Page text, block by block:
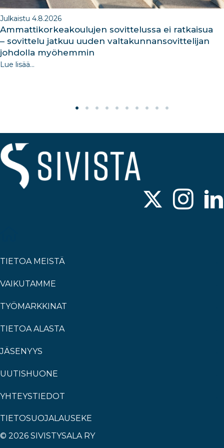
Julkaistu 4.8.2026
Ammattikorkeakoulujen sovittelussa ei ratkaisua
– sovittelu jatkuu uuden valtakunnansovittelijan
johdolla myöhemmin
Lue lisää...
TIETOA MEISTÄ
VAIKUTAMME
TYÖMARKKINAT
TIETOA ALASTA
JÄSENYYS
UUTISHUONE
YHTEYSTIEDOT
TIETOSUOJALAUSEKE
© 2026 SIVISTYSALA RY